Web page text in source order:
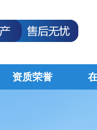
资质荣誉